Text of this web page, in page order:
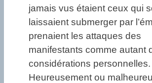
jamais vus étaient ceux qui
laissaient submerger par
prenaient les attaques des
manifestants comme autant
considérations personnelles.
Heureusement ou